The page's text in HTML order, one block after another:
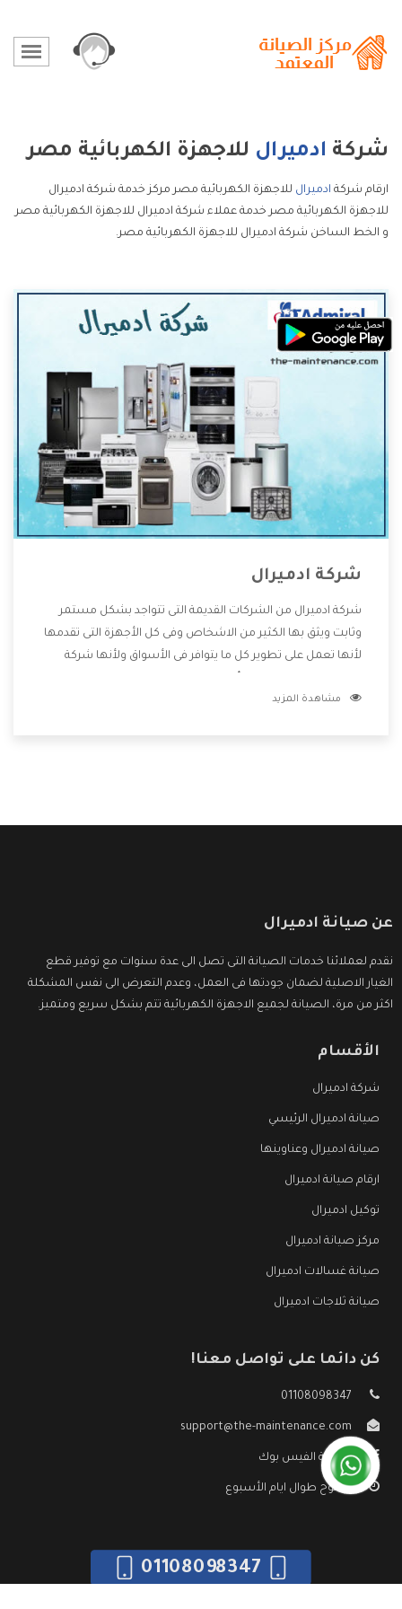
شركة ادميرال للاجهزة الكهربائية مصر
ارقام شركة ادميرال للاجهزة الكهربائية مصر مركز خدمة شركة ادميرال
للاجهزة الكهربائية مصر خدمة عملاء شركة ادميرال للاجهزة الكهربائية مصر
و الخط الساخن شركة ادميرال للاجهزة الكهربائية مصر.
شركة ادميرال
شركة ادميرال من الشركات القديمة التى تتواجد بشكل مستمر
وثابت ويثق بها الكثير من الاشخاص وفى كل الأجهزة التى تقدمها
لأنها تعمل على تطوير كل ما يتوافر فى الأسواق ولأنها شركة
وتقدم للعملاء أقوى العروض والخصومات التى تسهل على
مشاهدة المزيد
عن صيانة ادميرال
نقدم لعملائنا خدمات الصيانة التى تصل الى عدة سنوات مع توفير قطع
الغيار الاصلية لضمان جودتها فى العمل، وعدم التعرض الى نفس المشكلة
اكثر من مرة، الصيانة لجميع الاجهزة الكهربائية تتم بشكل سريع ومتميز.
الأقسام
شركة ادميرال
صيانة ادميرال الرئيسي
صيانة ادميرال وعناوينها
ارقام صيانة ادميرال
توكيل ادميرال
مركز صيانة ادميرال
صيانة غسالات ادميرال
صيانة ثلاجات ادميرال
كن دائما على تواصل معنا!
01108098347
support@the-maintenance.com
صفحة الفيس بوك
مفتوح طوال ايام الأسبوع
01108098347